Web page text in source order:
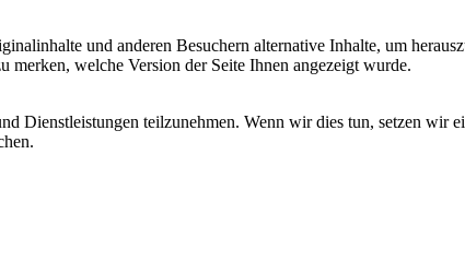
und anderen Besuchern alternative Inhalte, um
welche Version der Seite Ihnen angezeigt wurde.
Dienstleistungen teilzunehmen. Wenn wir dies tun, setzen wir